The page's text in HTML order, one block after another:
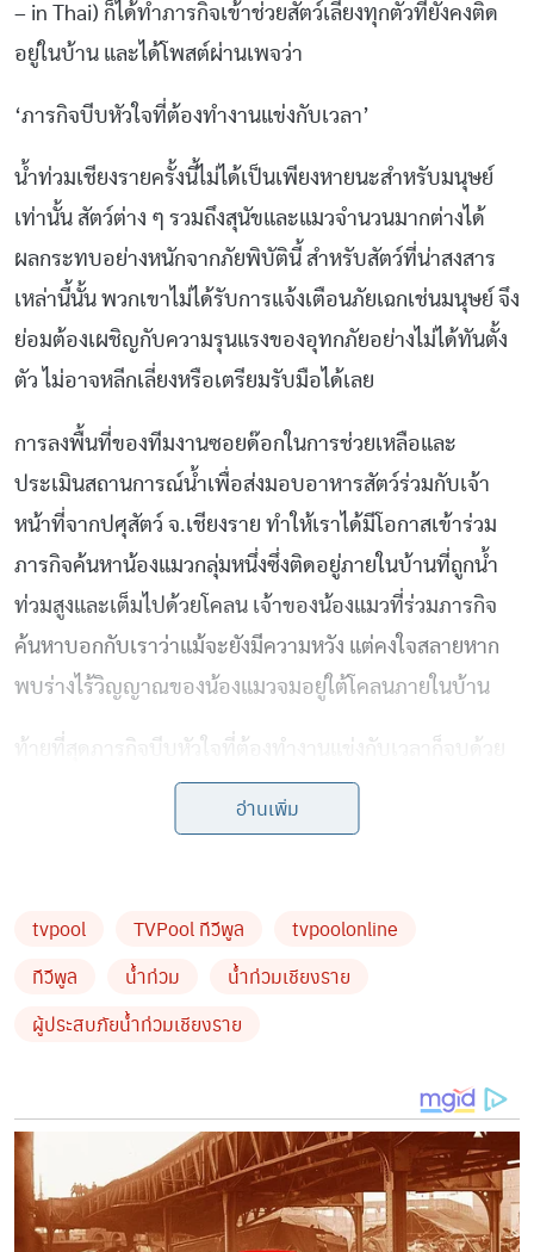
– in Thai) ก็ได้ทำภารกิจเข้าช่วยสัตว์เลี้ยงทุกตัวที่ยังคงติด
อยู่ในบ้าน และได้โพสต์ผ่านเพจว่า
‘ภารกิจบีบหัวใจที่ต้องทำงานแข่งกับเวลา’
น้ำท่วมเชียงรายครั้งนี้ไม่ได้เป็นเพียงหายนะสำหรับมนุษย์
เท่านั้น สัตว์ต่าง ๆ รวมถึงสุนัขและแมวจำนวนมากต่างได้
ผลกระทบอย่างหนักจากภัยพิบัตินี้ สำหรับสัตว์ที่น่าสงสาร
เหล่านี้นั้น พวกเขาไม่ได้รับการแจ้งเตือนภัยเฉกเช่นมนุษย์ จึง
ย่อมต้องเผชิญกับความรุนแรงของอุทกภัยอย่างไม่ได้ทันตั้ง
ตัว ไม่อาจหลีกเลี่ยงหรือเตรียมรับมือได้เลย
การลงพื้นที่ของทีมงานซอยด๊อกในการช่วยเหลือและ
ประเมินสถานการณ์น้ำเพื่อส่งมอบอาหารสัตว์ร่วมกับเจ้า
หน้าที่จากปศุสัตว์ จ.เชียงราย ทำให้เราได้มีโอกาสเข้าร่วม
ภารกิจค้นหาน้องแมวกลุ่มหนึ่งซึ่งติดอยู่ภายในบ้านที่ถูกน้ำ
ท่วมสูงและเต็มไปด้วยโคลน เจ้าของน้องแมวที่ร่วมภารกิจ
ค้นหาบอกกับเราว่าแม้จะยังมีความหวัง แต่คงใจสลายหาก
พบร่างไร้วิญญาณของน้องแมวจมอยู่ใต้โคลนภายในบ้าน
ท้ายที่สุดภารกิจบีบหัวใจที่ต้องทำงานแข่งกับเวลาก็จบด้วย
รอยยิ้มและน้ำตาแห่งความดีใจ เราพบน้องแมวในสภาพเนื้อ
ตัวเปียกปอนมอมแมมเต็มไปด้วยโคลน แต่ทั้งหมดยังมีชีวิต
และสภาพความเป็นอยู่ที่ยากลำบากมากของทุกชีวิต
ท่ามกลางภัยพิบัติน้ำท่วมขณะนี้ โดยเฉพาะอย่างยิ่งสัตว์
จรจัดไร้บ้านหรือสัตว์เลี้ยงที่พลัดพรากจากเจ้าของ
อาหาร ทั้งหมดกำลังหิวโหยและต้องการอาหารอย่างเร่งด่วน
เนื่องจากแทบไม่มีอาหารตกถึงท้องเลยตั้งแต่วันแรกที่น้ำมา
ทีมงานซอยด๊อกกำลังทำงานอย่างสุดความสามารถในการ
รวบรวมอาหารสุนัขและแมวเพื่อทำการจัดส่งไปช่วยเหลือ
อ่านเพิ่ม
tvpool TVPool ทีวีพูล
tvpoolonline
ทีวีพูล
น้ำท่วม
น้ำท่วมเชียงราย
ผู้ประสบภัยน้ำท่วมเชียงราย